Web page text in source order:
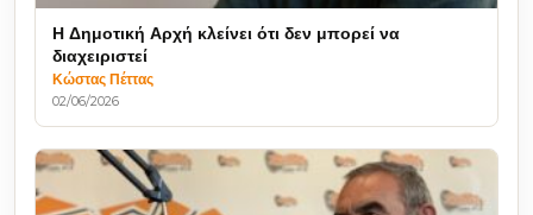
Η Δημοτική Αρχή κλείνει ότι δεν μπορεί να
διαχειριστεί
Κώστας Πέττας
02/06/2026